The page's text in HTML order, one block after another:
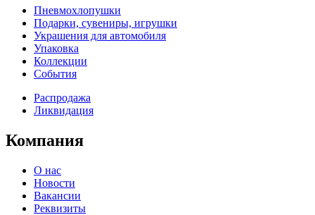
Пневмохлопушки
Подарки, сувениры, игрушки
Украшения для автомобиля
Упаковка
Коллекции
События
Распродажа
Ликвидация
Компания
О нас
Новости
Вакансии
Реквизиты